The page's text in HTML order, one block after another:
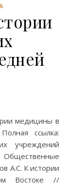
ссылка:
учреждений
А.С. К истории
Востоке //